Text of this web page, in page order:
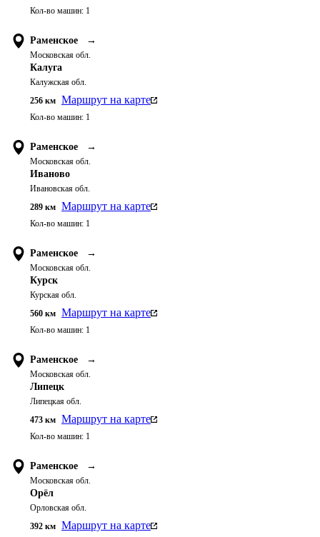
Кол-во машин: 1
Раменское →
Московская обл.
Калуга
Калужская обл.
256 км Маршрут на карте
Кол-во машин: 1
Раменское →
Московская обл.
Иваново
Ивановская обл.
289 км Маршрут на карте
Кол-во машин: 1
Раменское →
Московская обл.
Курск
Курская обл.
560 км Маршрут на карте
Кол-во машин: 1
Раменское →
Московская обл.
Липецк
Липецкая обл.
473 км Маршрут на карте
Кол-во машин: 1
Раменское →
Московская обл.
Орёл
Орловская обл.
392 км Маршрут на карте